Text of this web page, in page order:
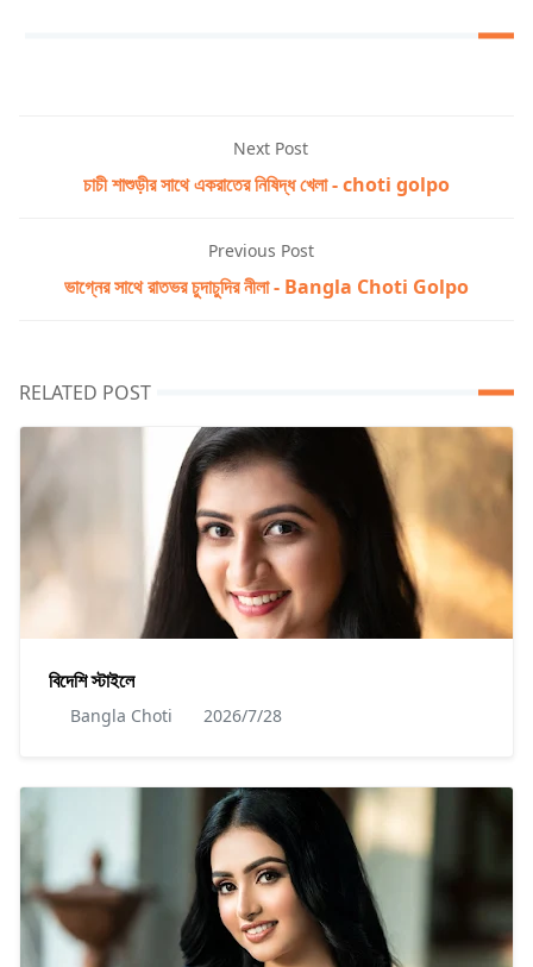
Next Post
চাচী শাশুড়ীর সাথে একরাতের নিষিদ্ধ খেলা - choti golpo
Previous Post
ভাগ্নের সাথে রাতভর চুদাচুদির নীলা - Bangla Choti Golpo
RELATED POST
বিদেশি স্টাইলে
Bangla Choti 2026/7/28